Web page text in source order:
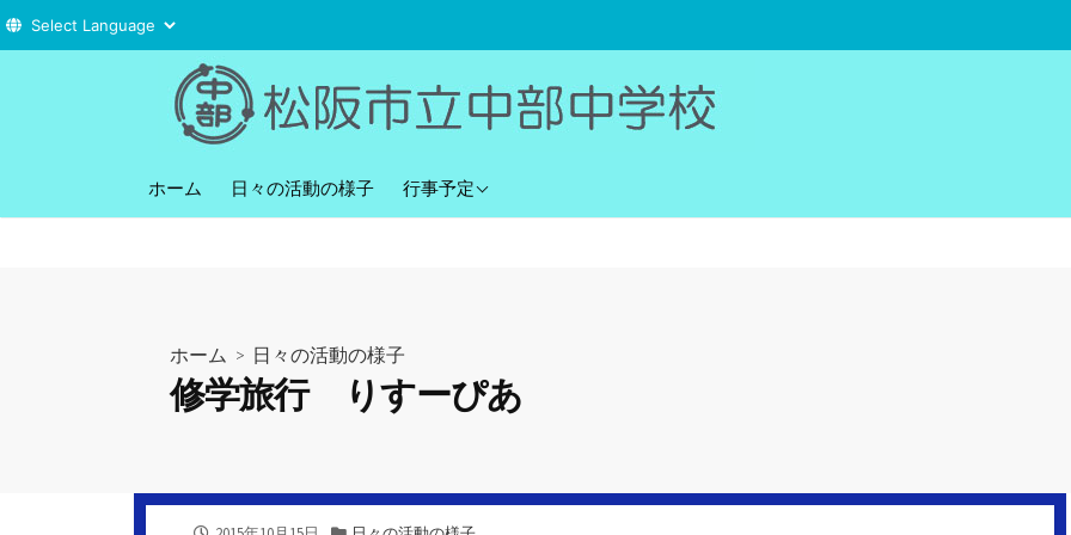
へ
ホーム 日々の活動の様子 行事予定
直近の行事予定
ホーム > 日々の活動の様子
修学旅行 りすーぴあ
公
カ